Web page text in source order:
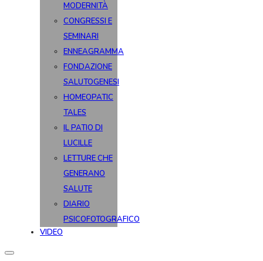
MODERNITÀ
CONGRESSI E
SEMINARI
ENNEAGRAMMA
FONDAZIONE
SALUTOGENESI
HOMEOPATIC
TALES
IL PATIO DI
LUCILLE
LETTURE CHE
GENERANO
SALUTE
DIARIO
PSICOFOTOGRAFICO
VIDEO